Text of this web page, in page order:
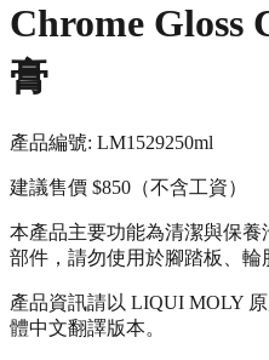
Chrome Gloss
膏
產品編號: LM1529250ml
建議售價 $850 （不含工資）
本產品主要功能為清潔與保
部件，請勿使用於腳踏板、輪
產品資訊請以 LIQUI MOLY
體中文翻譯版本。